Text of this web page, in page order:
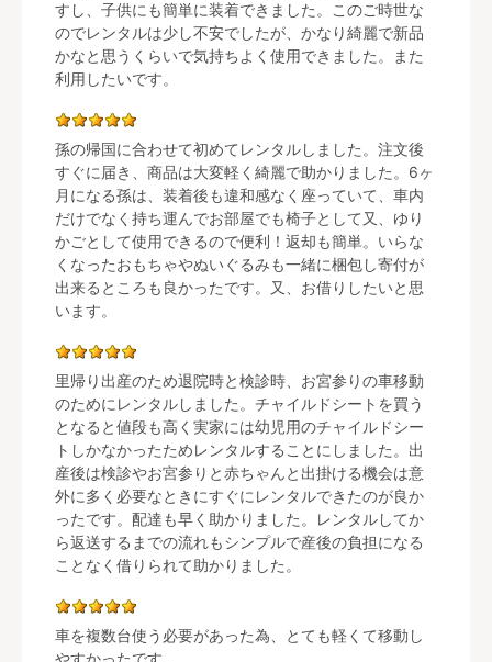
すし、子供にも簡単に装着できました。このご時世な
のでレンタルは少し不安でしたが、かなり綺麗で新品
かなと思うくらいで気持ちよく使用できました。また
利用したいです。
孫の帰国に合わせて初めてレンタルしました。注文後
すぐに届き、商品は大変軽く綺麗で助かりました。6ヶ
月になる孫は、装着後も違和感なく座っていて、車内
だけでなく持ち運んでお部屋でも椅子として又、ゆり
かごとして使用できるので便利！返却も簡単。いらな
くなったおもちゃやぬいぐるみも一緒に梱包し寄付が
出来るところも良かったです。又、お借りしたいと思
います。
里帰り出産のため退院時と検診時、お宮参りの車移動
のためにレンタルしました。チャイルドシートを買う
となると値段も高く実家には幼児用のチャイルドシー
トしかなかったためレンタルすることにしました。出
産後は検診やお宮参りと赤ちゃんと出掛ける機会は意
外に多く必要なときにすぐにレンタルできたのが良か
ったです。配達も早く助かりました。レンタルしてか
ら返送するまでの流れもシンプルで産後の負担になる
ことなく借りられて助かりました。
車を複数台使う必要があった為、とても軽くて移動し
やすかったです。